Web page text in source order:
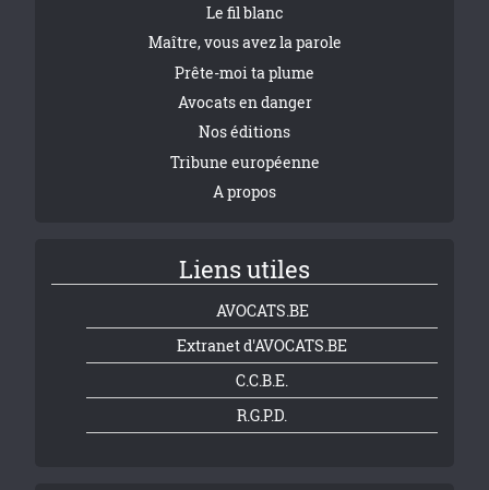
Le fil blanc
Maître, vous avez la parole
Prête-moi ta plume
Avocats en danger
Nos éditions
Tribune européenne
A propos
Liens utiles
AVOCATS.BE
Extranet d'AVOCATS.BE
C.C.B.E.
R.G.P.D.